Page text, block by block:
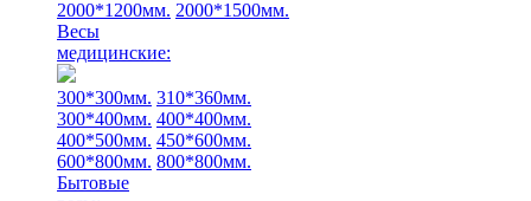
2000*1200мм. 2000*1500мм.
Весы
медицинские:
300*300мм. 310*360мм.
300*400мм. 400*400мм.
400*500мм. 450*600мм.
600*800мм. 800*800мм.
Бытовые